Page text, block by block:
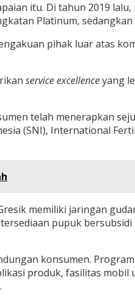
itu. Di tahun 2019
Platinum,
pihak luar atas
serviceexcellenceyang
telah menerapkan
(SNI), International
memiliki jaringan
pupuk
konsumen.
produk, fasilitas